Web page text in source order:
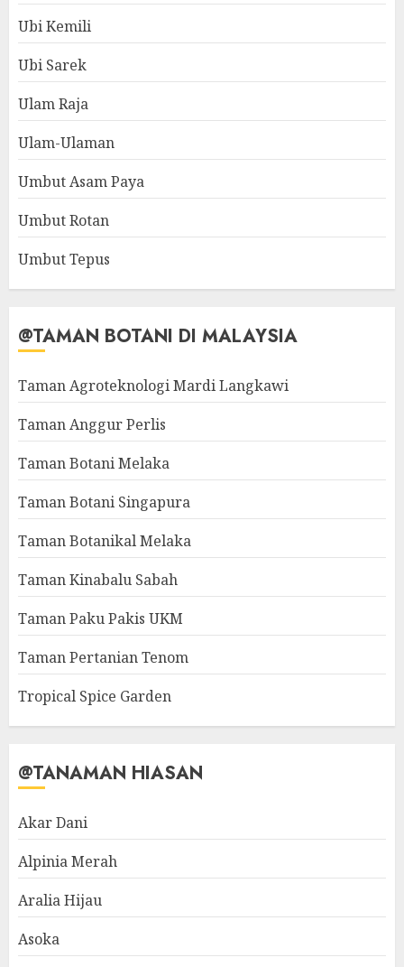
Ubi Kemili
Ubi Sarek
Ulam Raja
Ulam-Ulaman
Umbut Asam Paya
Umbut Rotan
Umbut Tepus
@TAMAN BOTANI DI MALAYSIA
Taman Agroteknologi Mardi Langkawi
Taman Anggur Perlis
Taman Botani Melaka
Taman Botani Singapura
Taman Botanikal Melaka
Taman Kinabalu Sabah
Taman Paku Pakis UKM
Taman Pertanian Tenom
Tropical Spice Garden
@TANAMAN HIASAN
Akar Dani
Alpinia Merah
Aralia Hijau
Asoka